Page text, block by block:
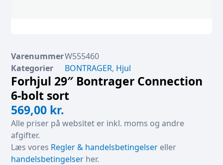
VarenummerW555460
Kategorier
BONTRAGER, Hjul
Forhjul 29″ Bontrager Connection
6-bolt sort
569,00 kr.
Alle priser på websitet er inkl. moms og andre
afgifter.
Læs vores Regler & handelsbetingelser eller
handelsbetingelser her.